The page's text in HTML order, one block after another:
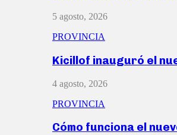
5 agosto, 2026
PROVINCIA
Kicillof inauguró el
4 agosto, 2026
PROVINCIA
Cómo funciona el